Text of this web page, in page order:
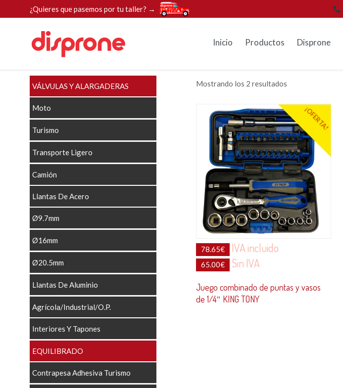
¿Quieres que pasemos por tu taller? →
Inicio Productos Disprone
VÁLVULAS Y ALARGADERAS
Moto
Turismo
Transporte Ligero
Camión
Llantas De Acero
Ø9.7mm
Ø16mm
Ø20.5mm
Llantas De Aluminio
Agrícola/Industrial/O.P.
Interiores Y Tapones
EQUILIBRADO
Contrapesa Adhesiva Turismo
Mostrando los 2 resultados
¡OFERTA!
78.65€ IVA incluido
65.00€ Sin IVA
Juego combinado de puntas y vasos
de 1/4″ KING TONY